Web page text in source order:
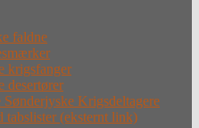
faldne
krigsfanger
desertører
Krigsdeltagere
tabslister (eksternt link)